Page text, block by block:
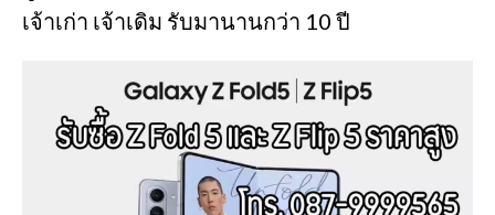
เจ้าเก่า เจ้าเดิม รับมานานกว่า 10 ปี